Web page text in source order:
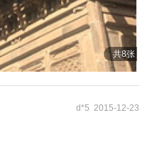
共8张
d*5 2015-12-23